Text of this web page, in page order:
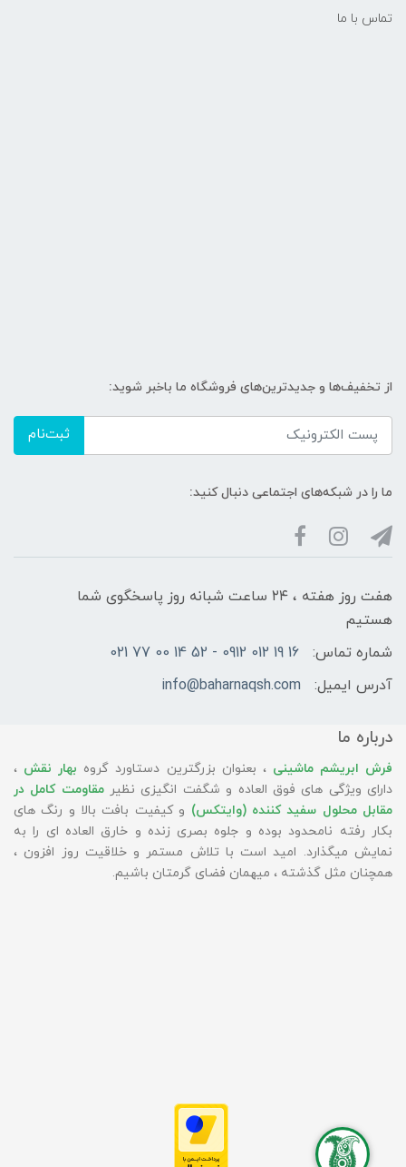
تماس با ما
از تخفیف‌ها و جدیدترین‌های فروشگاه ما باخبر شوید:
ثبت‌نام
ما را در شبکه‌های اجتماعی دنبال کنید:
هفت روز هفته ، ۲۴ ساعت شبانه‌ روز پاسخگوی شما
هستیم
شماره تماس:
16 19 012 0912 - 52 14 00 77 021
آدرس ایمیل:
info@baharnaqsh.com
درباره ما
فرش ابریشم ماشینی ، بعنوان بزرگترین دستاورد گروه بهار نقش ،
دارای ویژگی های فوق العاده و شگفت انگیزی نظیرمقاومت کامل در
مقابل محلول سفید کننده (وایتکس) و کیفیت بافت بالا و رنگ های
بکار رفته نامحدود بوده و جلوه بصری زنده و خارق العاده ای را به
نمایش میگذارد. امید است با تلاش مستمر و خلاقیت روز افزون ،
همچنان مثل گذشته ، میهمان فضای گرمتان باشیم.